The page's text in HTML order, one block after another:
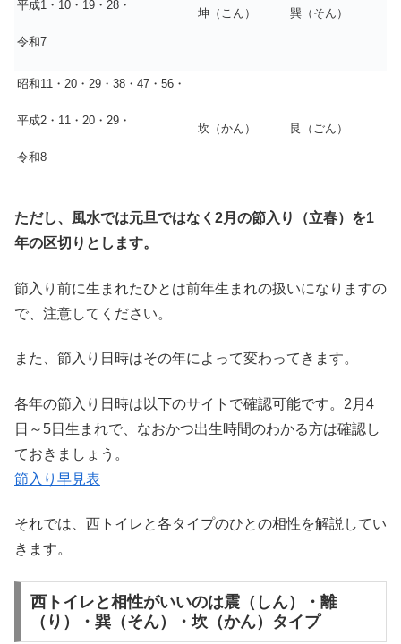
平成1・10・19・28・
令和7
坤（こん） 巽（そん）
昭和11・20・29・38・47・56・
平成2・11・20・29・
令和8
坎（かん） 艮（ごん）
ただし、風水では元旦ではなく2月の節入り（立春）を1
年の区切りとします。
節入り前に生まれたひとは前年生まれの扱いになりますの
で、注意してください。
また、節入り日時はその年によって変わってきます。
各年の節入り日時は以下のサイトで確認可能です。2月4
日～5日生まれで、なおかつ出生時間のわかる方は確認し
ておきましょう。
節入り早見表
それでは、西トイレと各タイプのひとの相性を解説してい
きます。
西トイレと相性がいいのは震（しん）・離
（り）・巽（そん）・坎（かん）タイプ